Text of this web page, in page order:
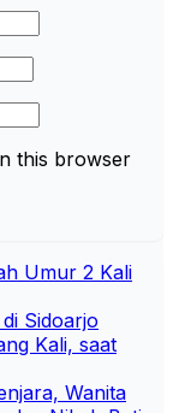
this browser
Umur 2 Kali
Sidoarjo
Kali, saat
Wanita